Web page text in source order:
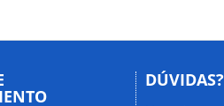
DÚVIDAS?